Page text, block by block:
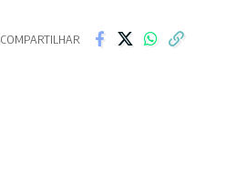
COMPARTILHAR